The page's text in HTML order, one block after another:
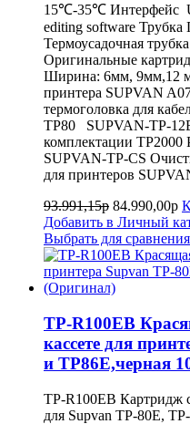
15℃-35℃ Интерфейс
editing software
Термоусадочная
Оригинальные
Ширина: 6мм, 9мм,12
принтера SUPVAN
термоголовка для
TP80 SUPVAN-TP-
комплектации TP2000
SUPVAN-TP-CS
для принтеров
93.991,15р 84.990,00р
Добавить в Личный
Выбрать для сравнения
TP-R100EB
кассете для
и TP86E,черная
TP-R100EB Картридж
для Supvan TP-80E,